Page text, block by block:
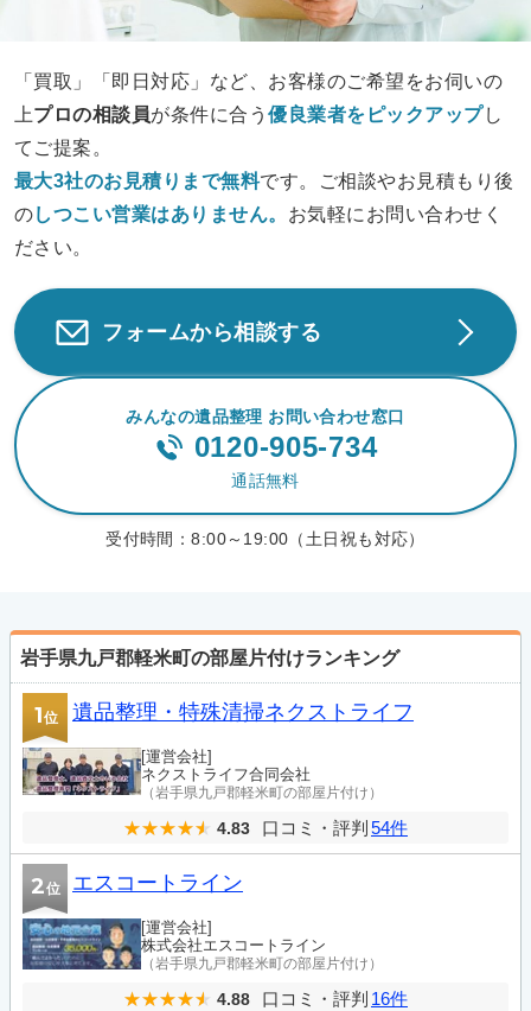
「買取」「即日対応」など、お客様のご希望をお伺いの
上プロの相談員が条件に合う優良業者をピックアップし
てご提案。
最大3社のお見積りまで無料です。ご相談やお見積もり後
のしつこい営業はありません。 お気軽にお問い合わせく
ださい。
フォームから相談する
みんなの遺品整理 お問い合わせ窓口
0120-905-734
通話無料
受付時間：8:00～19:00（土日祝も対応）
岩手県九戸郡軽米町の部屋片付けランキング
1位 遺品整理・特殊清掃ネクストライフ
[運営会社]
ネクストライフ合同会社
（岩手県九戸郡軽米町の部屋片付け）
4.83 口コミ・評判 54件
2位 エスコートライン
[運営会社]
株式会社エスコートライン
（岩手県九戸郡軽米町の部屋片付け）
4.88 口コミ・評判 16件